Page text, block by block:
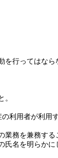
行ってはなら
利用者が利用
務を兼務する
名を明らかに